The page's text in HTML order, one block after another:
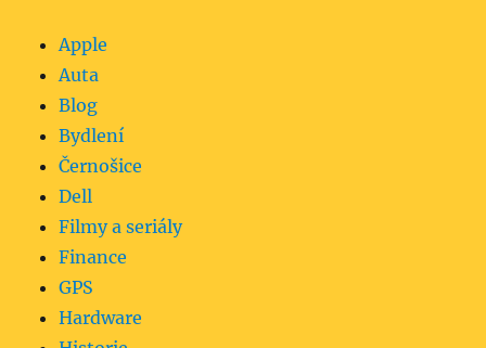
Apple
Auta
Blog
Bydlení
Černošice
Dell
Filmy a seriály
Finance
GPS
Hardware